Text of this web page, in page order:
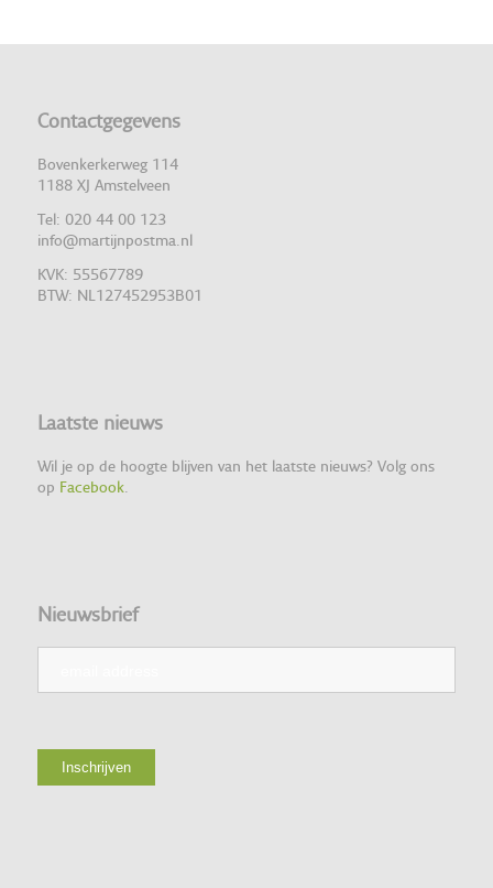
Contactgegevens
Bovenkerkerweg 114
1188 XJ Amstelveen
Tel: 020 44 00 123
info@martijnpostma.nl
KVK: 55567789
BTW: NL127452953B01
Laatste nieuws
Wil je op de hoogte blijven van het laatste nieuws? Volg ons
op Facebook.
Nieuwsbrief